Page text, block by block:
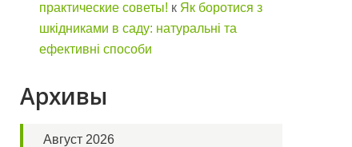
практические советы! к Як боротися з
шкідниками в саду: натуральні та
ефективні способи
Архивы
Август 2026